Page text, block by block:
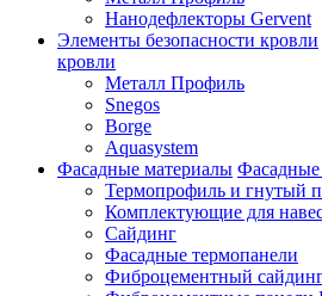
Нанодефлекторы Gervent
Элементы безопасности кровли
кровли
Металл Профиль
Snegos
Borge
Aquasystem
Фасадные материалы
Термопрофиль и гнутый
Комплектующие для
Сайдинг
Фасадные термопанели
Фиброцементный